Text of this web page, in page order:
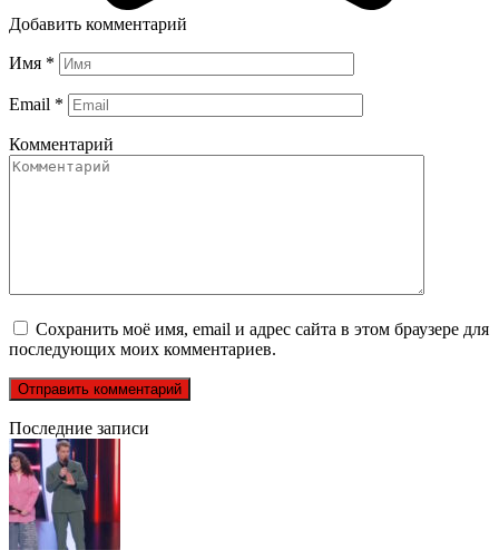
Добавить комментарий
Имя *
Email *
Комментарий
Сохранить моё имя, email и адрес сайта в этом браузере для
последующих моих комментариев.
Последние записи